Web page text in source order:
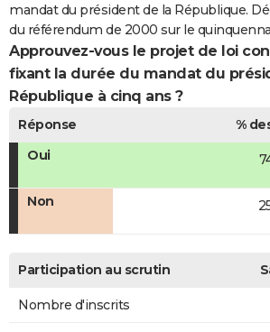
mandat du président de la République.
du référendum de 2000 sur le
Approuvez-vous le projet de loi
fixant la durée du mandat du
République à cinq ans ?
Réponse %
Oui
Non
Participation au scrutin
Nombre d'inscrits